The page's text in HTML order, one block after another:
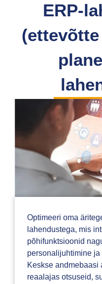
ERP-
Optimeeri oma
lahendustega, mis
põhifunktsioonid
personalijuhtimine
Keskse andmebaasi
reaalajas otsuseid,